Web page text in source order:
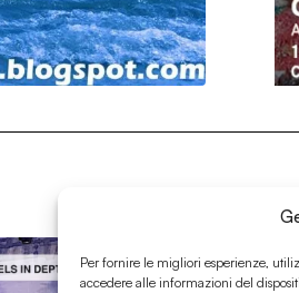
Per fornire le migliori esperienze,
accedere alle informazioni del